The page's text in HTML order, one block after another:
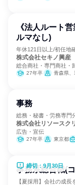
《法人ルート
ルマなし)
年休121日以上/初任地
株式会社セキノ興産
総合商社・専門商社・
27年卒 青森県、岩手県、宮城県、秋田県、山形県、福島県、茨
事務
総務・秘書・労務専門
株式会社リソースク
広告・宣伝
27年卒 東京都
締切：9月30日
事務系総合職(
【夏採用】会社の成